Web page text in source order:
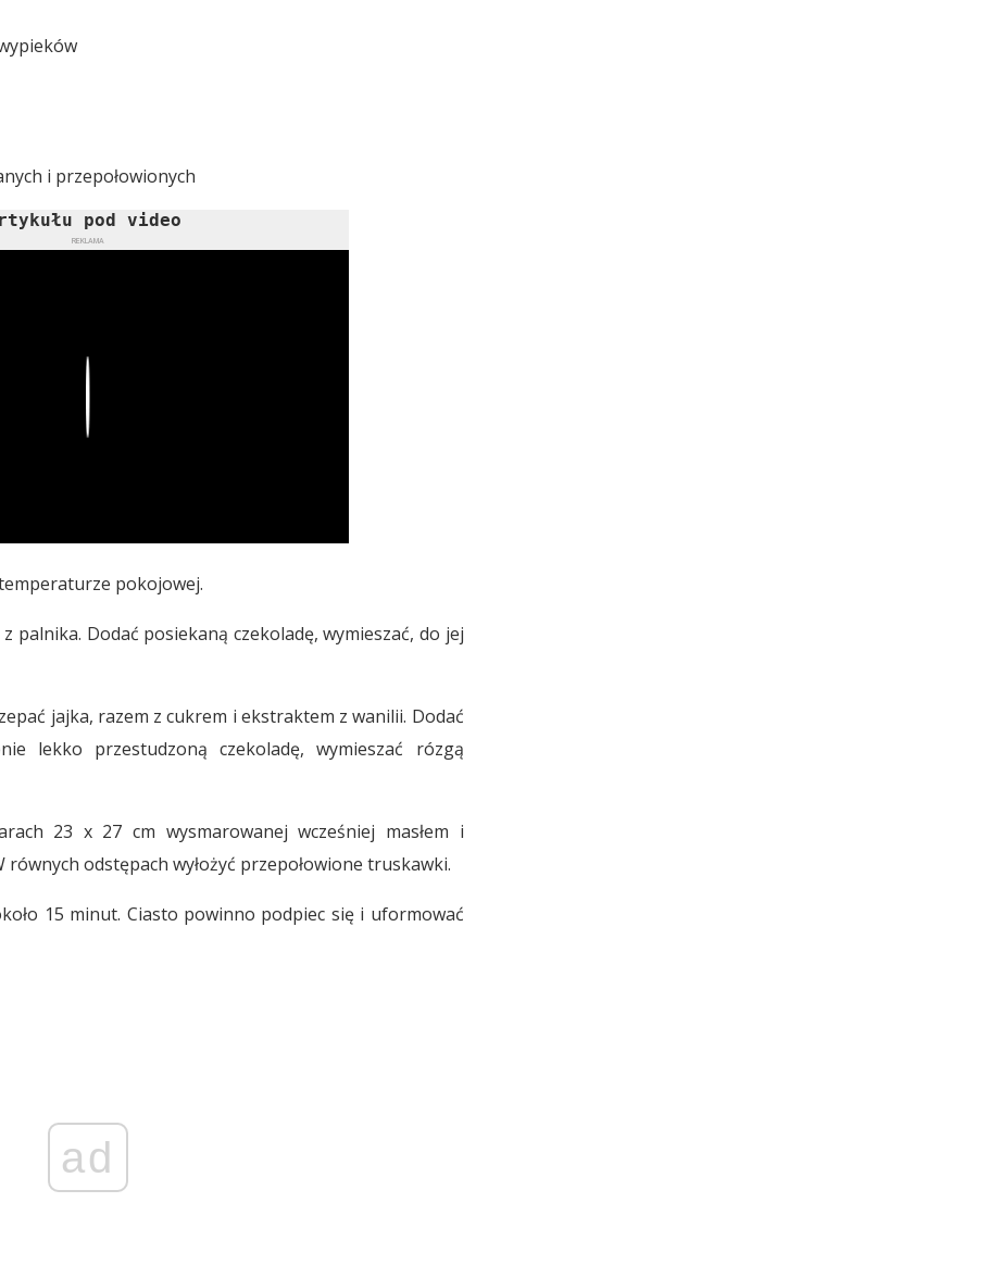
i przepołowionych
pod video
REKLAMA
pokojowej.
palnika. Dodać posiekaną czekoladę, wymieszać, do jej
jajka, razem z cukrem i ekstraktem z wanilii. Dodać
lekko przestudzoną czekoladę, wymieszać rózgą
23 x 27 cm wysmarowanej wcześniej masłem i
równych odstępach wyłożyć przepołowione truskawki.
15 minut. Ciasto powinno podpiec się i uformować
ad